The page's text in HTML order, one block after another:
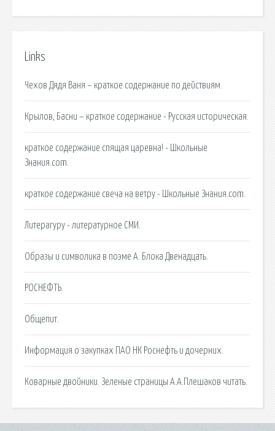
Links
Чехов Дядя Ваня – краткое содержание по действиям.
Крылов, Басни – краткое содержание - Русская историческая.
краткое содержание спящая царевна! - Школьные
Знания.com.
краткое содержание свеча на ветру - Школьные Знания.com.
Литерагуру - литературное СМИ.
Образы и символика в поэме А. Блока Двенадцать.
РОСНЕФТЬ.
Общепит.
Информация о закупках ПАО НК Роснефть и дочерних.
Коварные двойники. Зеленые страницы А.А.Плешаков читать.